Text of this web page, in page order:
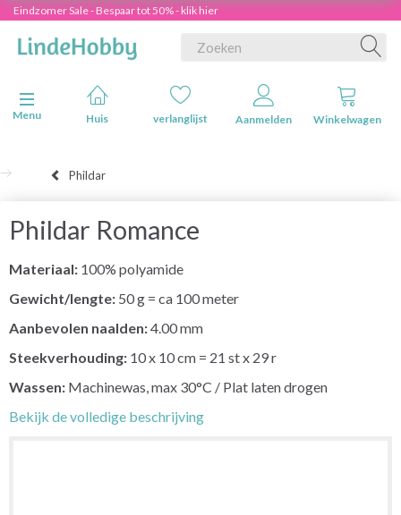
Eindzomer Sale - Bespaar tot 50% - klik hier
Navigatie in-/uitschakelen
Menu
Huis verlanglijst Aanmelden Winkelwagen
Phildar
Phildar Romance
Materiaal: 100% polyamide
Gewicht/lengte: 50 g = ca 100 meter
Aanbevolen naalden:4.00 mm
Steekverhouding: 10 x 10 cm = 21 st x 29 r
Wassen: Machinewas, max 30°C / Plat laten drogen
Bekijk de volledige beschrijving